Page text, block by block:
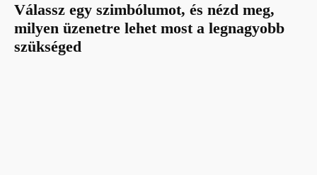
Válassz egy szimbólumot, és nézd meg,
milyen üzenetre lehet most a legnagyobb
szükséged